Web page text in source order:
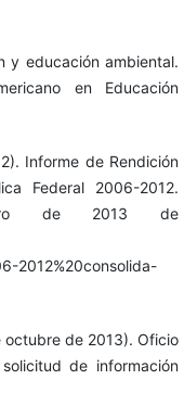
y educación ambiental.
en Educación
Informe de Rendición
Federal 2006-2012.
de 2013 de
2012%20consolida-
octubre de 2013). Oficio
de información